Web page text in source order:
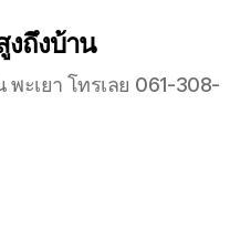
งถึงบ้าน
พะเยา โทรเลย 061-308-